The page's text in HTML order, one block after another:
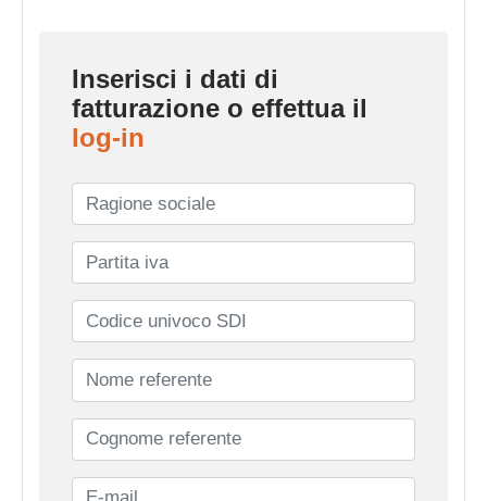
Inserisci i dati di
fatturazione o effettua il
log-in